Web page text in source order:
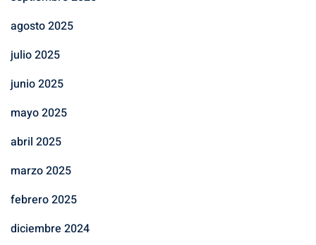
agosto 2025
julio 2025
junio 2025
mayo 2025
abril 2025
marzo 2025
febrero 2025
diciembre 2024